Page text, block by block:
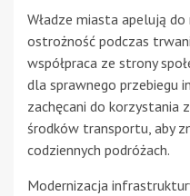
Władze miasta apelują
ostrożność podczas
współpraca ze strony
dla sprawnego przebiegu
zachęcani do korzystania
środków transportu, aby
codziennych podróżach.
Modernizacja